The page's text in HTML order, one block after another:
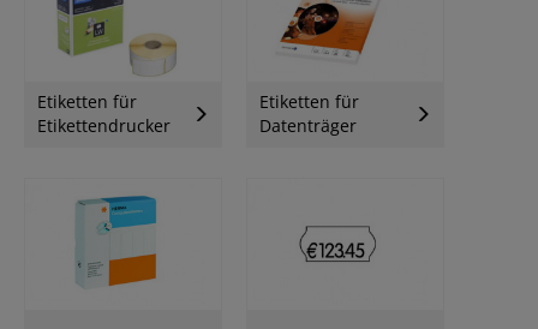
Etiketten für
Etikettendrucker
Etiketten für
Datenträger